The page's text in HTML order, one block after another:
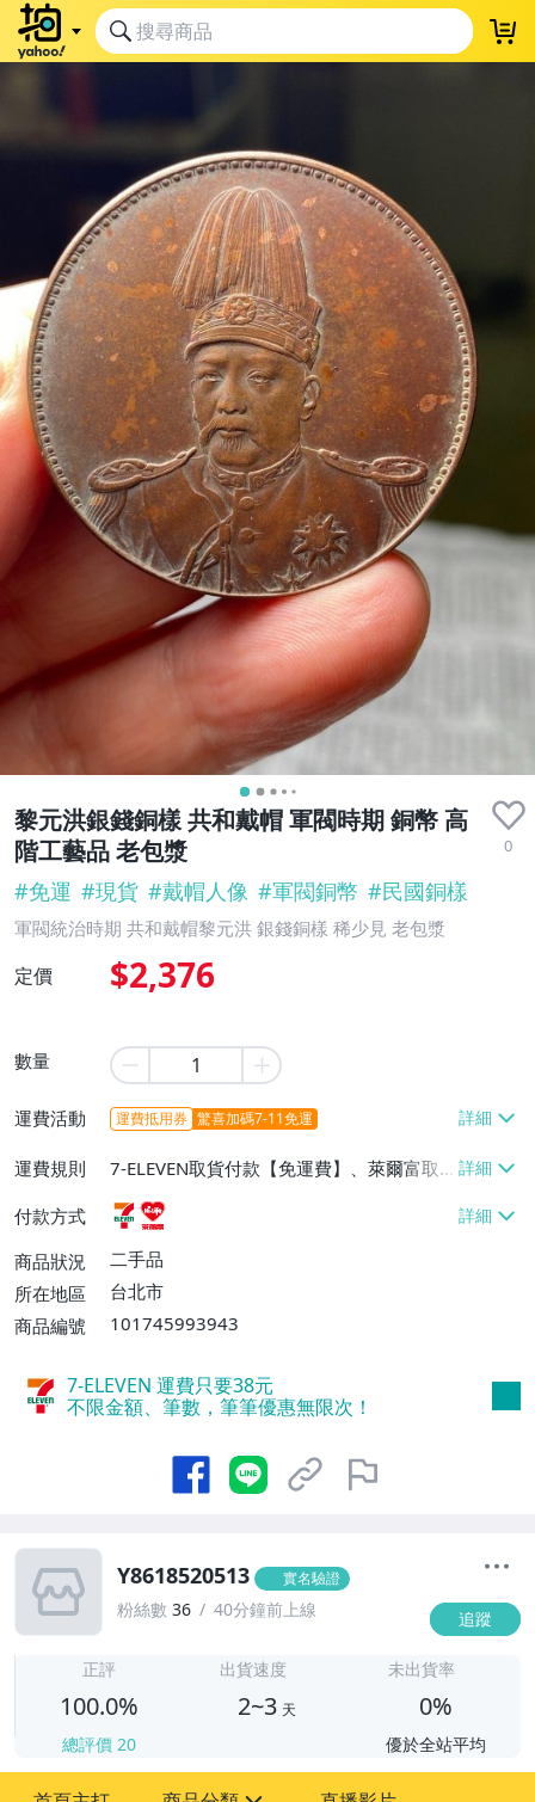
黎元洪銀錢銅樣 共和戴帽 軍閥時期 銅幣 高
階工藝品 老包漿
0
#免運 #現貨 #戴帽人像 #軍閥銅幣 #民國銅樣
軍閥統治時期 共和戴帽黎元洪 銀錢銅樣 稀少見 老包漿
定價 $2,376
數量
運費活動 運費抵用券 驚喜加碼7-11免運
運費規則
7-ELEVEN取貨付款【免運費】、萊爾富取
貨付款【免運費】
付款方式
商品狀況
二手品
所在地區
台北市
商品編號
101745993943
7-ELEVEN 運費只要38元
不限金額、筆數，筆筆優惠無限次！
Y8618520513 實名驗證
粉絲數 36 40分鐘前上線 追蹤
正評
100.0%
總評價 20
出貨速度
2~3 天
未出貨率
0%
優於全站平均